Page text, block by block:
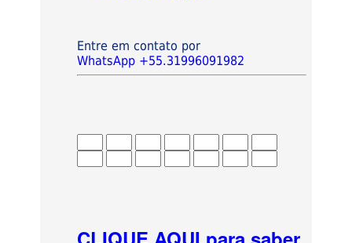
Entre em contato por
WhatsApp +55.31996091982